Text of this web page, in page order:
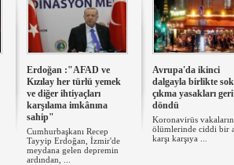
Erdoğan :"AFAD ve
Kızılay her türlü yemek
ve diğer ihtiyaçları
karşılama imkânına
sahip"
Cumhurbaşkanı Recep
Tayyip Erdoğan, İzmir'de
meydana gelen depremin
ardından, ...
Avrupa'da ikinci
dalgayla birlikte
çıkma yasakları geri
döndü
Koronavirüs
ölümlerinde ciddi bir
karşı karşıya ...